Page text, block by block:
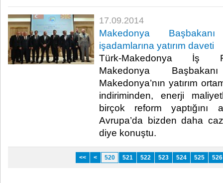
17.09.2014
Makedonya
işadamlarına yatırım daveti
Türk-Makedonya İş
Makedonya
Makedonya’nın yatırım
indiriminden, enerji
birçok reform yaptığını
Avrupa’da bizden daha
diye konuştu.​
<< < 520 521 522 523 524 525 526